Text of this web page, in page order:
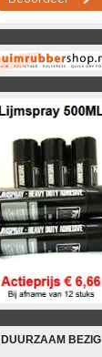
DUURZAAM BEZIG